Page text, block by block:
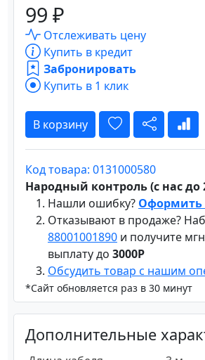
99 ₽
Отслеживать цену
Купить в кредит
Забронировать
Купить в 1 клик
В корзину
Код товара: 0131000580
Народный контроль (с нас до
Нашли ошибку? Оформить
Отказывают в продаже?
88001001890 и получите
выплату до 3000Р
Обсудить товар с нашим
*Сайт обновляется раз в 30 минут
Дополнительные